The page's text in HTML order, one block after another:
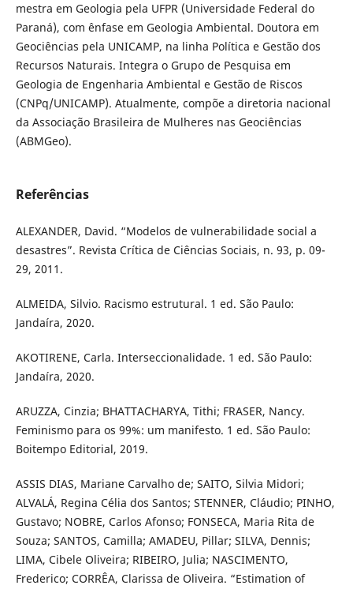
mestra em Geologia pela UFPR (Universidade Federal do
Paraná), com ênfase em Geologia Ambiental. Doutora em
Geociências pela UNICAMP, na linha Política e Gestão dos
Recursos Naturais. Integra o Grupo de Pesquisa em
Geologia de Engenharia Ambiental e Gestão de Riscos
(CNPq/UNICAMP). Atualmente, compõe a diretoria nacional
da Associação Brasileira de Mulheres nas Geociências
(ABMGeo).
Referências
ALEXANDER, David. “Modelos de vulnerabilidade social a
desastres”. Revista Crítica de Ciências Sociais, n. 93, p. 09-
29, 2011.
ALMEIDA, Silvio. Racismo estrutural. 1 ed. São Paulo:
Jandaíra, 2020.
AKOTIRENE, Carla. Interseccionalidade. 1 ed. São Paulo:
Jandaíra, 2020.
ARUZZA, Cinzia; BHATTACHARYA, Tithi; FRASER, Nancy.
Feminismo para os 99%: um manifesto. 1 ed. São Paulo:
Boitempo Editorial, 2019.
ASSIS DIAS, Mariane Carvalho de; SAITO, Silvia Midori;
ALVALÁ, Regina Célia dos Santos; STENNER, Cláudio; PINHO,
Gustavo; NOBRE, Carlos Afonso; FONSECA, Maria Rita de
Souza; SANTOS, Camilla; AMADEU, Pillar; SILVA, Dennis;
LIMA, Cibele Oliveira; RIBEIRO, Julia; NASCIMENTO,
Frederico; CORRÊA, Clarissa de Oliveira. “Estimation of